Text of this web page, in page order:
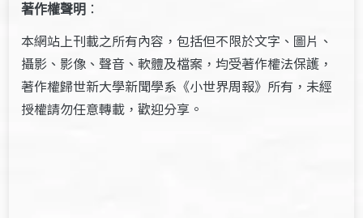
著作權聲明 ：
本網站上刊載之所有內容，包括但不限於文字、圖片、
攝影、影像、聲音、軟體及檔案，均受著作權法保護，
著作權歸世新大學新聞學系《小世界周報》所有，未經
授權請勿任意轉載，歡迎分享。